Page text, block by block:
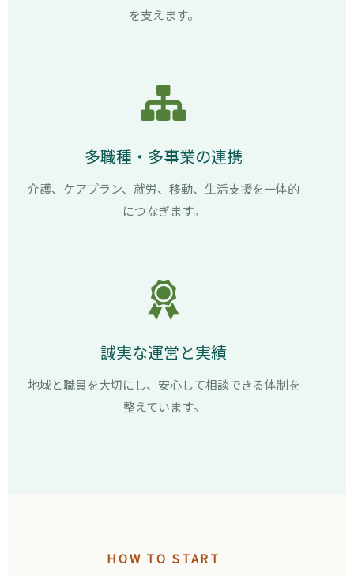
を支えます。
多職種・多事業の連携
介護、ケアプラン、就労、移動、生活支援を一体的
につなぎます。
誠実な運営と実績
地域と職員を大切にし、安心して相談できる体制を
整えています。
HOW TO START